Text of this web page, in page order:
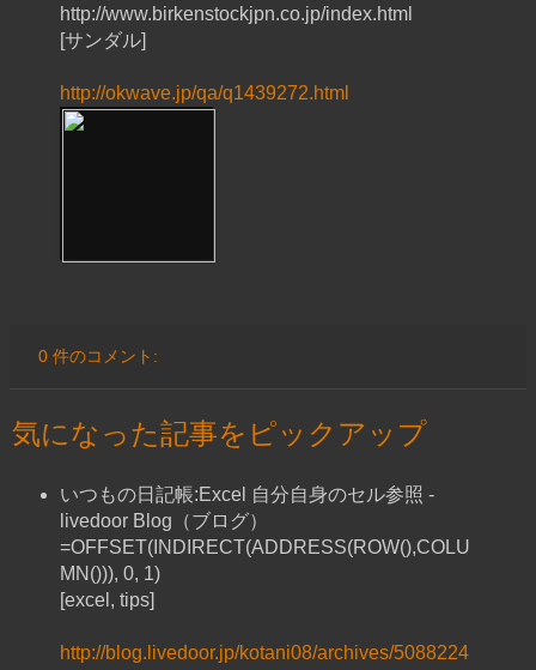
http://www.birkenstockjpn.co.jp/index.html
[サンダル]
http://okwave.jp/qa/q1439272.html
0 件のコメント:
気になった記事をピックアップ
いつもの日記帳:Excel 自分自身のセル参照 -
livedoor Blog（ブログ）
=OFFSET(INDIRECT(ADDRESS(ROW(),COLU
MN())), 0, 1)
[excel, tips]
http://blog.livedoor.jp/kotani08/archives/5088224